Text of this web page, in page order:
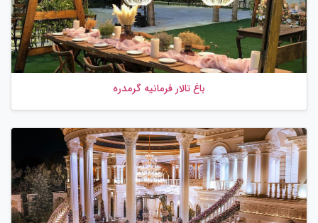
باغ تالار فرمانیه گرمدره